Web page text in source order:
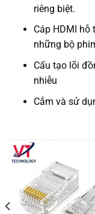
riêng biệt.
Cáp HDMI hỗ
những bộ
Cấu tạo lõi
nhiễu
Cắm và sử